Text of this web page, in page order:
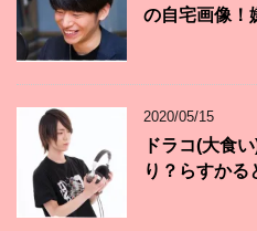
の自宅画像！
2020/05/15
ドラコ(大食
り？らすかる